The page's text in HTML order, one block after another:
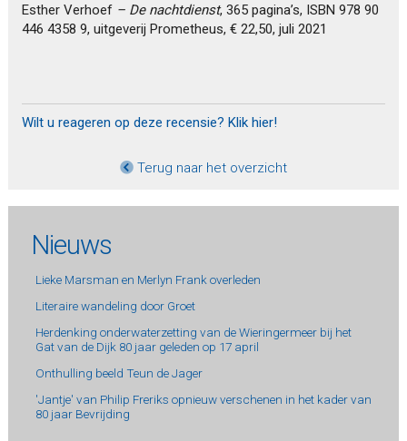
Esther Verhoef – De nachtdienst, 365 pagina’s, ISBN 978 90
446 4358 9, uitgeverij Prometheus, € 22,50, juli 2021
Wilt u reageren op deze recensie? Klik hier!
Terug naar het overzicht
Nieuws
Lieke Marsman en Merlyn Frank overleden
Literaire wandeling door Groet
Herdenking onderwaterzetting van de Wieringermeer bij het
Gat van de Dijk 80 jaar geleden op 17 april
Onthulling beeld Teun de Jager
'Jantje' van Philip Freriks opnieuw verschenen in het kader van
80 jaar Bevrijding